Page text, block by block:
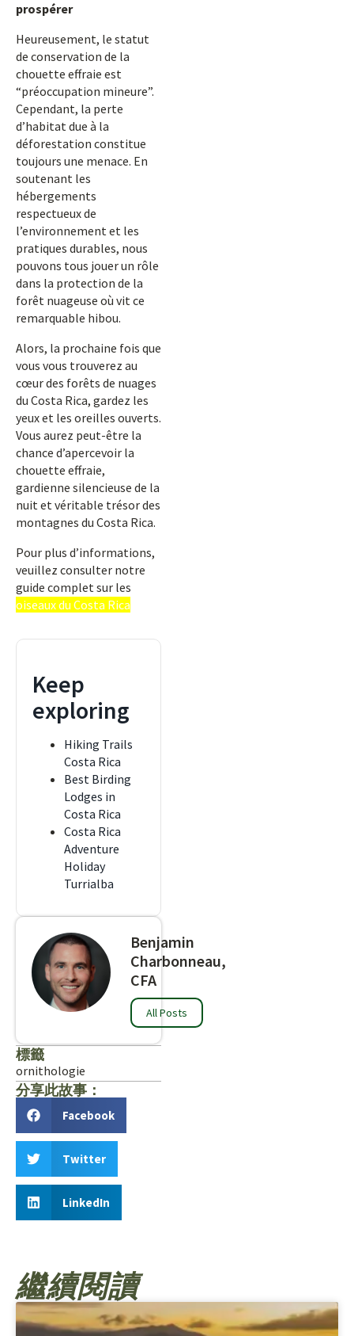
prospérer
Heureusement, le statut
de conservation de la
chouette effraie est
“préoccupation mineure”.
Cependant, la perte
d’habitat due à la
déforestation constitue
toujours une menace. En
soutenant les
hébergements
respectueux de
l’environnement et les
pratiques durables, nous
pouvons tous jouer un rôle
dans la protection de la
forêt nuageuse où vit ce
remarquable hibou.
Alors, la prochaine fois que
vous vous trouverez au
cœur des forêts de nuages
du Costa Rica, gardez les
yeux et les oreilles ouverts.
Vous aurez peut-être la
chance d’apercevoir la
chouette effraie,
gardienne silencieuse de la
nuit et véritable trésor des
montagnes du Costa Rica.
Pour plus d’informations,
veuillez consulter notre
guide complet sur les
oiseaux du Costa Rica
Keep
exploring
Hiking Trails
Costa Rica
Best Birding
Lodges in
Costa Rica
Costa Rica
Adventure
Holiday
Turrialba
Benjamin
Charbonneau,
CFA
All Posts
標籤
ornithologie
分享此故事：
Facebook
Twitter
LinkedIn
繼續閱讀